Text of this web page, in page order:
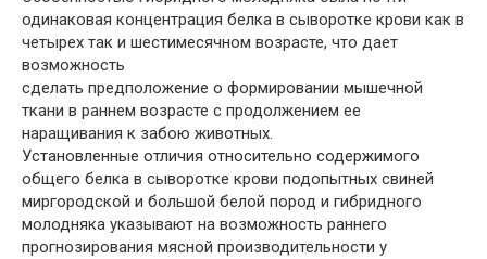
одинаковая концентрация белка в сыворотке крови как в
четырех так и шестимесячном возрасте, что дает
возможность
сделать предположение о формировании мышечной
ткани в раннем возрасте с продолжением ее
наращивания к забою животных.
Установленные отличия относительно содержимого
общего белка в сыворотке крови подопытных свиней
миргородской и большой белой пород и гибридного
молодняка указывают на возможность раннего
прогнозирования мясной производительности у